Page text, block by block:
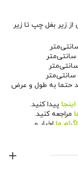
زیر بغل چپ تا زیر
حتما به طول و عرض
اینجا پیدا کنید.
مراجعه کنید.
ما اخبار و